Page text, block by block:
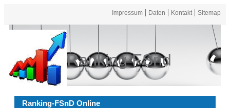
Impressum Daten Kontakt Sitemap
Ranking FSnd
Ranking-FSnD Online